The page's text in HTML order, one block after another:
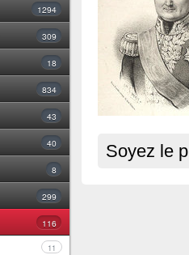
1294
309
18
834
43
40
8
299
116
11
Soyez le